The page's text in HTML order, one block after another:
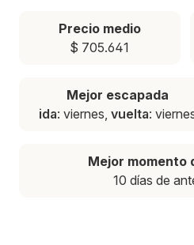
Precio medio
$ 705.641
Mejor escapada
ida: viernes,vuelta:
Mejor momento
10 días de